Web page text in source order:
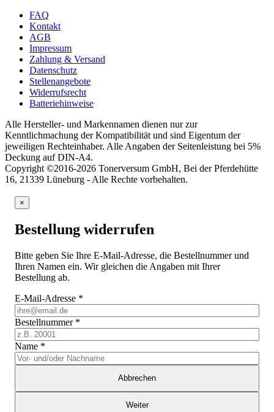
FAQ
Kontakt
AGB
Impressum
Zahlung & Versand
Datenschutz
Stellenangebote
Widerrufsrecht
Batteriehinweise
Alle Hersteller- und Markennamen dienen nur zur
Kenntlichmachung der Kompatibilität und sind Eigentum der
jeweiligen Rechteinhaber. Alle Angaben der Seitenleistung bei 5%
Deckung auf DIN-A4.
Copyright ©2016-2026 Tonerversum GmbH, Bei der Pferdehütte
16, 21339 Lüneburg - Alle Rechte vorbehalten.
×
Bestellung widerrufen
Bitte geben Sie Ihre E-Mail-Adresse, die Bestellnummer und
Ihren Namen ein. Wir gleichen die Angaben mit Ihrer
Bestellung ab.
E-Mail-Adresse *
Bestellnummer *
Name *
Abbrechen
Weiter